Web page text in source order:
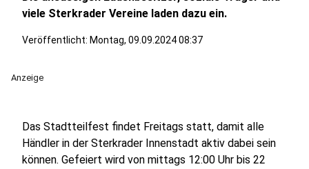
viele Sterkrader Vereine laden dazu ein.
Veröffentlicht: Montag, 09.09.2024 08:37
Anzeige
Das Stadtteilfest findet Freitags statt, damit alle
Händler in der Sterkrader Innenstadt aktiv dabei sein
können. Gefeiert wird von mittags 12:00 Uhr bis 22